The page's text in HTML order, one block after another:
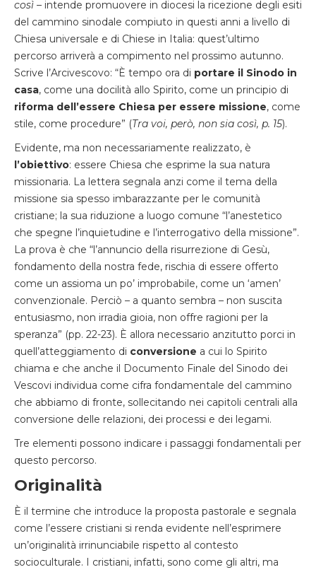
così – intende promuovere in diocesi la ricezione degli esiti
del cammino sinodale compiuto in questi anni a livello di
Chiesa universale e di Chiese in Italia: quest’ultimo
percorso arriverà a compimento nel prossimo autunno.
Scrive l’Arcivescovo: “È tempo ora di portare il Sinodo in
casa, come una docilità allo Spirito, come un principio di
riforma dell’essere Chiesa per essere missione, come
stile, come procedure” (Tra voi, però, non sia così, p. 15).
Evidente, ma non necessariamente realizzato, è
l’obiettivo: essere Chiesa che esprime la sua natura
missionaria. La lettera segnala anzi come il tema della
missione sia spesso imbarazzante per le comunità
cristiane; la sua riduzione a luogo comune “l’anestetico
che spegne l’inquietudine e l’interrogativo della missione”.
La prova è che “l’annuncio della risurrezione di Gesù,
fondamento della nostra fede, rischia di essere offerto
come un assioma un po’ improbabile, come un ‘amen’
convenzionale. Perciò – a quanto sembra – non suscita
entusiasmo, non irradia gioia, non offre ragioni per la
speranza” (pp. 22-23). È allora necessario anzitutto porci in
quell’atteggiamento di conversione a cui lo Spirito
chiama e che anche il Documento Finale del Sinodo dei
Vescovi individua come cifra fondamentale del cammino
che abbiamo di fronte, sollecitando nei capitoli centrali alla
conversione delle relazioni, dei processi e dei legami.
Tre elementi possono indicare i passaggi fondamentali per
questo percorso.
Originalità
È il termine che introduce la proposta pastorale e segnala
come l’essere cristiani si renda evidente nell’esprimere
un’originalità irrinunciabile rispetto al contesto
socioculturale. I cristiani, infatti, sono come gli altri, ma